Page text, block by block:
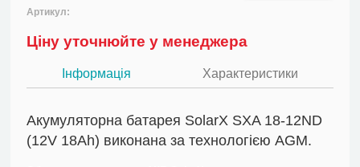
Артикул:
Ціну уточнюйте у менеджера
Інформація Характеристики
Акумуляторна батарея SolarX SXA 18-12ND
(12V 18Ah) виконана за технологією AGM.